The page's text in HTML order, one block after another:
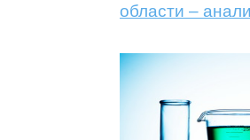
области –